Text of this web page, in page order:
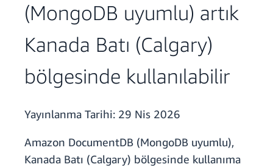
(MongoDB uyumlu) artık
Kanada Batı (Calgary)
bölgesinde kullanılabilir
Yayınlanma Tarihi: 29 Nis 2026
Amazon DocumentDB (MongoDB uyumlu),
Kanada Batı (Calgary) bölgesinde kullanıma